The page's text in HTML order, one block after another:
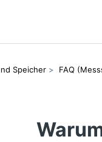
Speicher FAQ